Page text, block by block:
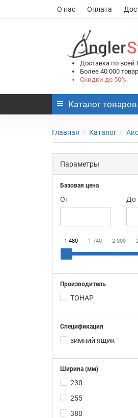
О нас Оплата
Доставка по всей
Более 40 000
Скидки до 50%.
Каталог товаров
Главная Каталог
Параметры
Базовая цена
От До
1 480 1 740 2 000
Производитель
ТОНАР
Спецификация
зимний ящик
Ширина (мм)
230
255
380